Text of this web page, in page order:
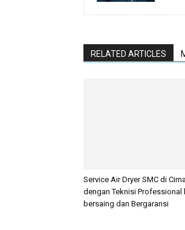
RELATED ARTICLES
Service Air Dryer SMC di
dengan Teknisi Professional
bersaing dan Bergaransi